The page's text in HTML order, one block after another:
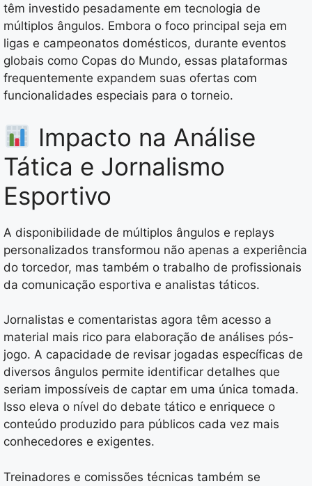
têm investido pesadamente em tecnologia de
múltiplos ângulos. Embora o foco principal seja em
ligas e campeonatos domésticos, durante eventos
globais como Copas do Mundo, essas plataformas
frequentemente expandem suas ofertas com
funcionalidades especiais para o torneio.
Impacto na Análise
Tática e Jornalismo
Esportivo
A disponibilidade de múltiplos ângulos e replays
personalizados transformou não apenas a experiência
do torcedor, mas também o trabalho de profissionais
da comunicação esportiva e analistas táticos.
Jornalistas e comentaristas agora têm acesso a
material mais rico para elaboração de análises pós-
jogo. A capacidade de revisar jogadas específicas de
diversos ângulos permite identificar detalhes que
seriam impossíveis de captar em uma única tomada.
Isso eleva o nível do debate tático e enriquece o
conteúdo produzido para públicos cada vez mais
conhecedores e exigentes.
Treinadores e comissões técnicas também se